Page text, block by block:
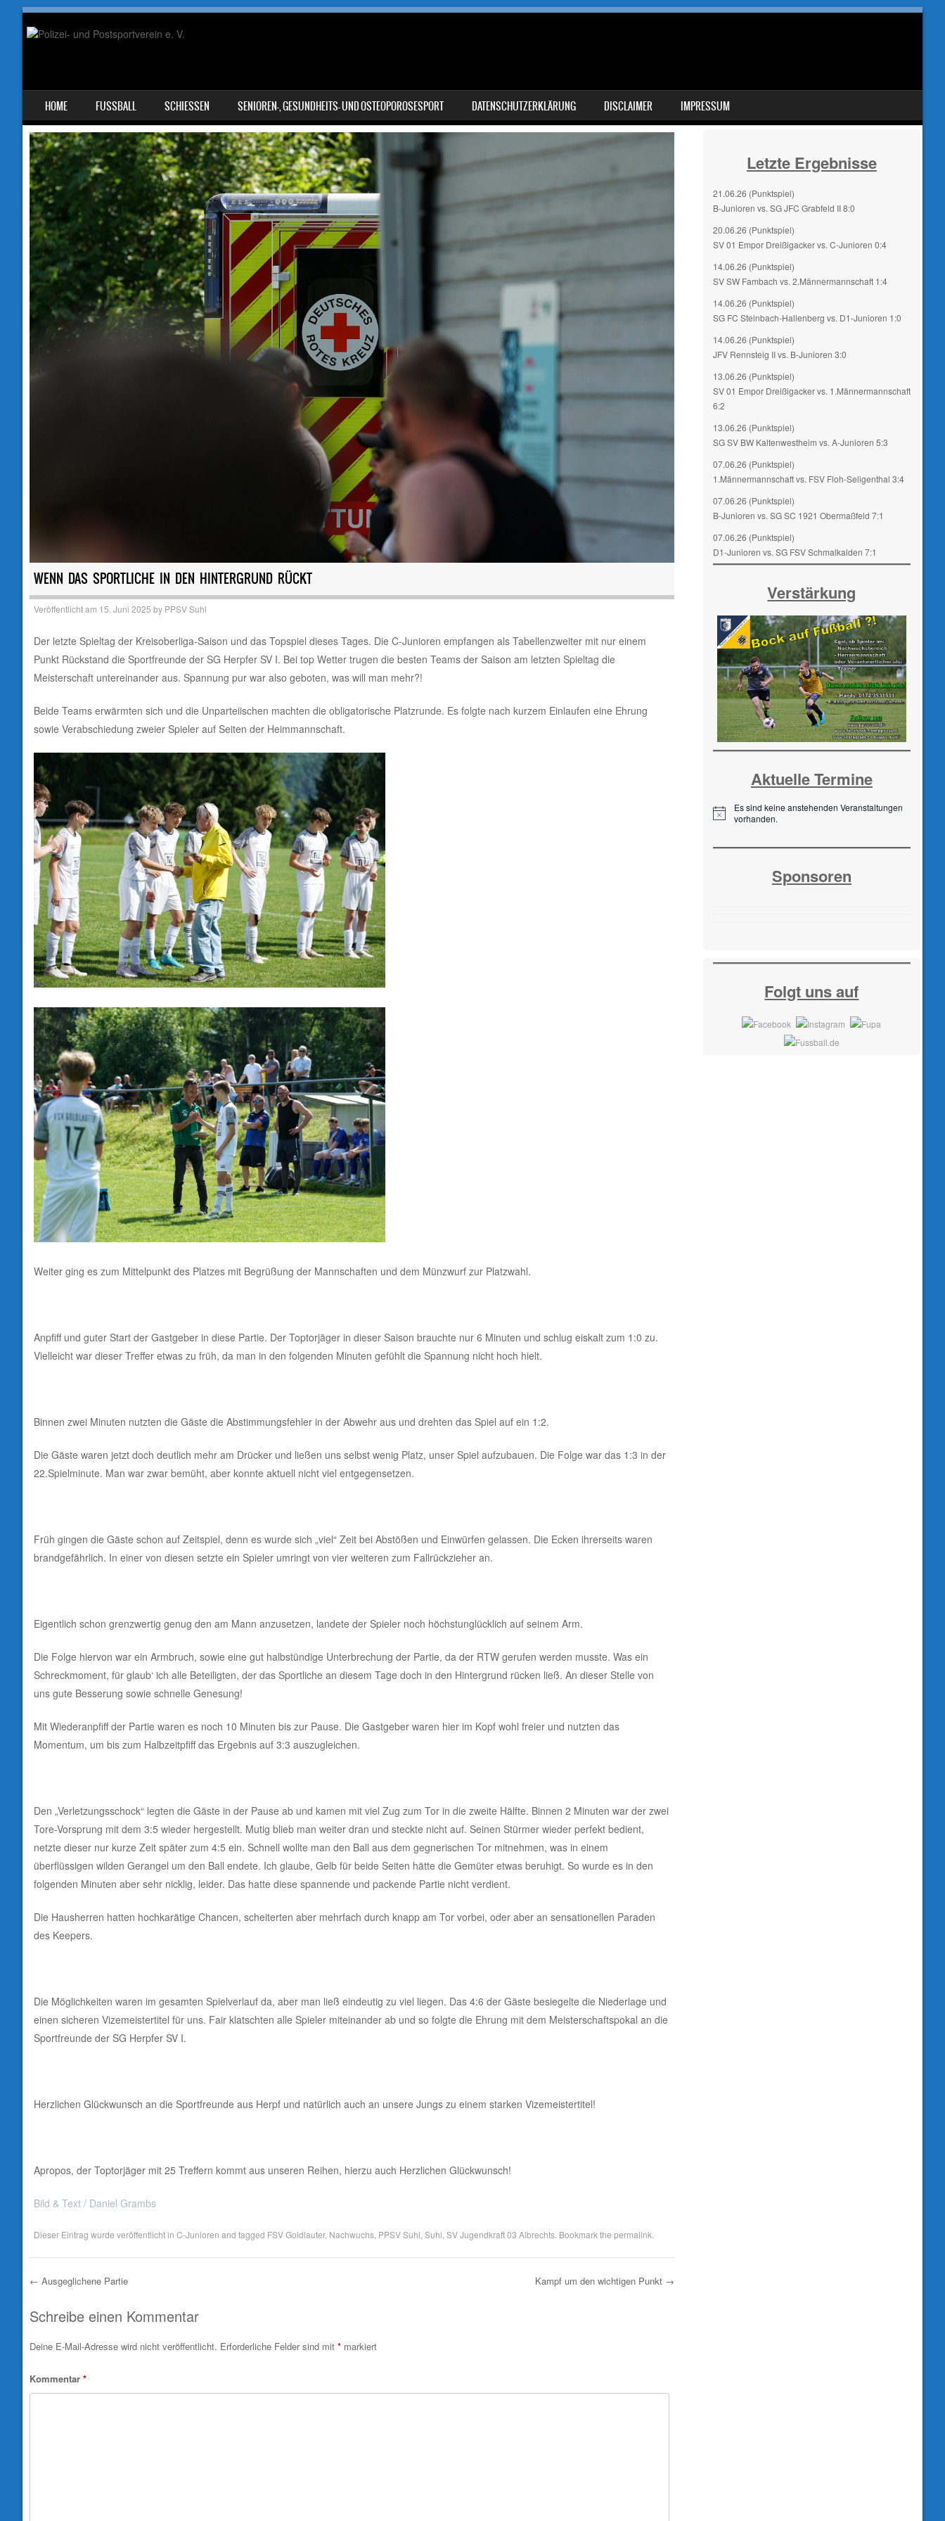
MENU
SKIP TO CONTENT
HOME FUSSBALL SCHIESSEN SENIOREN-, GESUNDHEITS- UND OSTEOPOROSESPORT DATENSCHUTZERKLÄRUNG DISCLAIMER IMPRESSUM
WENN DAS SPORTLICHE IN DEN HINTERGRUND RÜCKT
Veröffentlicht am 15. Juni 2025 by PPSV Suhl
Der letzte Spieltag der Kreisoberliga-Saison und das Topspiel dieses Tages. Die C-Junioren empfangen als Tabellenzweiter mit nur einem
Punkt Rückstand die Sportfreunde der SG Herpfer SV I. Bei top Wetter trugen die besten Teams der Saison am letzten Spieltag die
Meisterschaft untereinander aus. Spannung pur war also geboten, was will man mehr?!
Beide Teams erwärmten sich und die Unparteiischen machten die obligatorische Platzrunde. Es folgte nach kurzem Einlaufen eine Ehrung
sowie Verabschiedung zweier Spieler auf Seiten der Heimmannschaft.
Weiter ging es zum Mittelpunkt des Platzes mit Begrüßung der Mannschaften und dem Münzwurf zur Platzwahl.
Anpfiff und guter Start der Gastgeber in diese Partie. Der Toptorjäger in dieser Saison brauchte nur 6 Minuten und schlug eiskalt zum 1:0 zu.
Vielleicht war dieser Treffer etwas zu früh, da man in den folgenden Minuten gefühlt die Spannung nicht hoch hielt.
Binnen zwei Minuten nutzten die Gäste die Abstimmungsfehler in der Abwehr aus und drehten das Spiel auf ein 1:2.
Die Gäste waren jetzt doch deutlich mehr am Drücker und ließen uns selbst wenig Platz, unser Spiel aufzubauen. Die Folge war das 1:3 in der
22.Spielminute. Man war zwar bemüht, aber konnte aktuell nicht viel entgegensetzen.
Früh gingen die Gäste schon auf Zeitspiel, denn es wurde sich „viel“ Zeit bei Abstößen und Einwürfen gelassen. Die Ecken ihrerseits waren
brandgefährlich. In einer von diesen setzte ein Spieler umringt von vier weiteren zum Fallrückzieher an.
Eigentlich schon grenzwertig genug den am Mann anzusetzen, landete der Spieler noch höchstunglücklich auf seinem Arm.
Die Folge hiervon war ein Armbruch, sowie eine gut halbstündige Unterbrechung der Partie, da der RTW gerufen werden musste. Was ein
Schreckmoment, für glaub‘ ich alle Beteiligten, der das Sportliche an diesem Tage doch in den Hintergrund rücken ließ. An dieser Stelle von
uns gute Besserung sowie schnelle Genesung!
Mit Wiederanpfiff der Partie waren es noch 10 Minuten bis zur Pause. Die Gastgeber waren hier im Kopf wohl freier und nutzten das
Momentum, um bis zum Halbzeitpfiff das Ergebnis auf 3:3 auszugleichen.
Den „Verletzungsschock“ legten die Gäste in der Pause ab und kamen mit viel Zug zum Tor in die zweite Hälfte. Binnen 2 Minuten war der zwei
Tore-Vorsprung mit dem 3:5 wieder hergestellt. Mutig blieb man weiter dran und steckte nicht auf. Seinen Stürmer wieder perfekt bedient,
netzte dieser nur kurze Zeit später zum 4:5 ein. Schnell wollte man den Ball aus dem gegnerischen Tor mitnehmen, was in einem
überflüssigen wilden Gerangel um den Ball endete. Ich glaube, Gelb für beide Seiten hätte die Gemüter etwas beruhigt. So wurde es in den
folgenden Minuten aber sehr nicklig, leider. Das hatte diese spannende und packende Partie nicht verdient.
Die Hausherren hatten hochkarätige Chancen, scheiterten aber mehrfach durch knapp am Tor vorbei, oder aber an sensationellen Paraden
des Keepers.
Die Möglichkeiten waren im gesamten Spielverlauf da, aber man ließ eindeutig zu viel liegen. Das 4:6 der Gäste besiegelte die Niederlage und
einen sicheren Vizemeistertitel für uns. Fair klatschten alle Spieler miteinander ab und so folgte die Ehrung mit dem Meisterschaftspokal an die
Sportfreunde der SG Herpfer SV I.
Herzlichen Glückwunsch an die Sportfreunde aus Herpf und natürlich auch an unsere Jungs zu einem starken Vizemeistertitel!
Apropos, der Toptorjäger mit 25 Treffern kommt aus unseren Reihen, hierzu auch Herzlichen Glückwunsch!
Bild & Text / Daniel Grambs
Dieser Eintrag wurde veröffentlicht in C-Junioren and tagged FSV Goldlauter, Nachwuchs, PPSV Suhl Suhl SV Jugendkraft 03 Albrechts. Bookmark the permalink
Post navigation
← Ausgeglichene Partie Kampf um den wichtigen Punkt →
Schreibe einen Kommentar
Deine E-Mail-Adresse wird nicht veröffentlicht. Erforderliche Felder sind mit *markiert
Kommentar *
Letzte Ergebnisse
21.06.26 (Punktspiel)
B-Junioren vs. SG JFC Grabfeld II 8:0
20.06.26 (Punktspiel)
SV 01 Empor Dreißigacker vs. C-Junioren 0:4
14.06.26 (Punktspiel)
SV SW Fambach vs. 2.Männermannschaft 1:4
14.06.26 (Punktspiel)
SG FC Steinbach-Hallenberg vs. D1-Junioren 1:0
14.06.26 (Punktspiel)
JFV Rennsteig II vs. B-Junioren 3:0
13.06.26 (Punktspiel)
SV 01 Empor Dreißigacker vs. 1.Männermannschaft
6:2
13.06.26 (Punktspiel)
SG SV BW Kaltenwestheim vs. A-Junioren 5:3
07.06.26 (Punktspiel)
1.Männermannschaft vs. FSV Floh-Seligenthal 3:4
07.06.26 (Punktspiel)
B-Junioren vs. SG SC 1921 Obermaßfeld 7:1
07.06.26 (Punktspiel)
D1-Junioren vs. SG FSV Schmalkalden 7:1
Verstärkung
Aktuelle Termine
H
w
Es sind keine anstehenden Veranstaltungen
vorhanden.
Sponsoren
Folgt uns auf